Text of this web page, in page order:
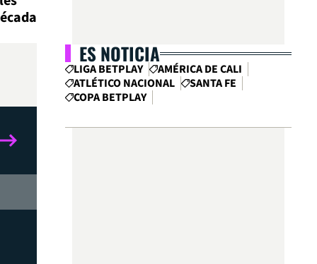
ES NOTICIA
LIGA BETPLAY
AMÉRICA DE CALI
ATLÉTICO NACIONAL
SANTA FE
COPA BETPLAY